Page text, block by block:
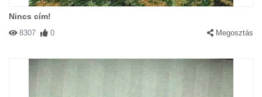
Nincs cím!
8307 0 Megosztás